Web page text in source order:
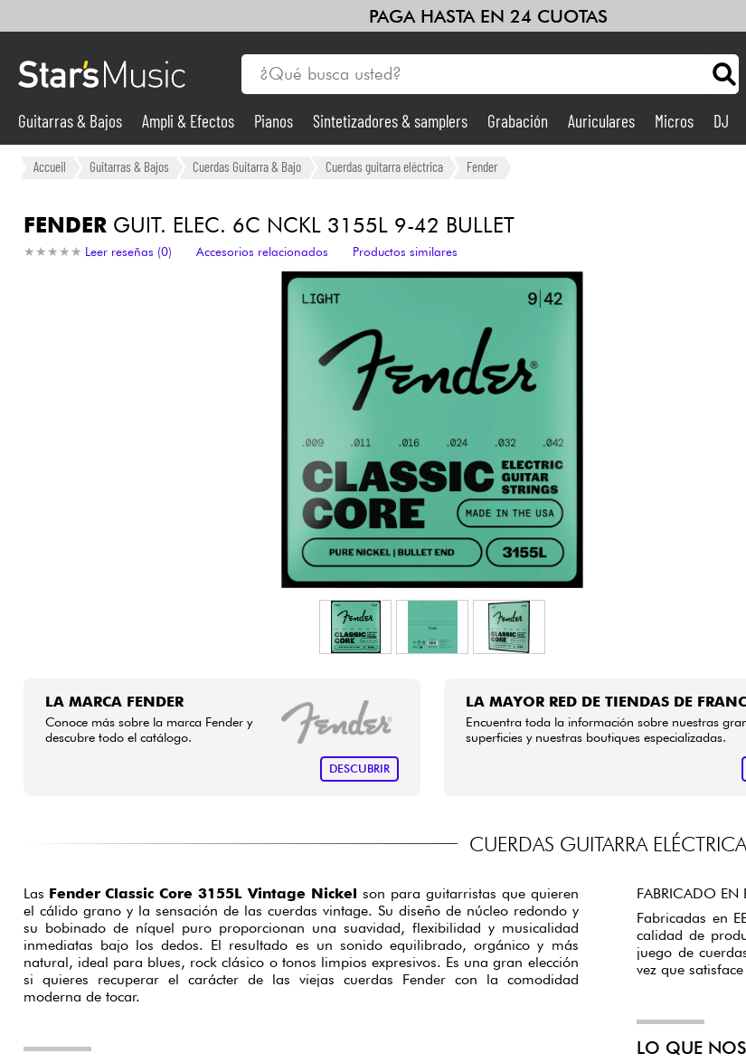
PAGA HASTA EN 24 CUOTAS
Guitarras & Bajos Ampli & Efectos
Sintetizadores & samplers Grabación
Batería y percusión
Niños
Ver nuestras marcas
Guitarras & Bajos Ampli & Efectos Pianos Sintetizadores & samplers Grabación Auriculares Micros DJ
Accueil Guitarras & Bajos Cuerdas Guitarra & Bajo Cuerdas guitarra eléctrica Fender
FENDERGUIT. ELEC. 6C NCKL 3155L 9-42 BULLET
★ ★ ★ ★ ★
★ ★ ★ ★ ★ Leer reseñas (0) Accesorios relacionados Productos similares
LA MARCA FENDER
Conoce más sobre la marca Fender y
descubre todo el catálogo.
DESCUBRIR
LA MAYOR RED DE TIENDAS DE
Encuentra toda la información sobre nuestras
superficies y nuestras boutiques especializadas.
CUERDAS GUITARRA ELÉCTRICA
Las Fender Classic Core 3155L Vintage Nickel son para guitarristas que quieren
el cálido grano y la sensación de las cuerdas vintage. Su diseño de núcleo redondo y
su bobinado de níquel puro proporcionan una suavidad, flexibilidad y musicalidad
inmediatas bajo los dedos. El resultado es un sonido equilibrado, orgánico y más
natural, ideal para blues, rock clásico o tonos limpios expresivos. Es una gran elección
si quieres recuperar el carácter de las viejas cuerdas Fender con la comodidad
moderna de tocar.
FABRICADO EN
Fabricadas en
calidad de
juego de
vez que
LO QUE